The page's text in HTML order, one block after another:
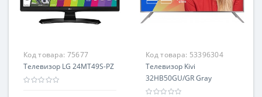
Код товара: 75677
Телевизор LG 24MT49S-PZ
Код товара: 53396304
Телевизор Kivi
32HB50GU/GR Gray